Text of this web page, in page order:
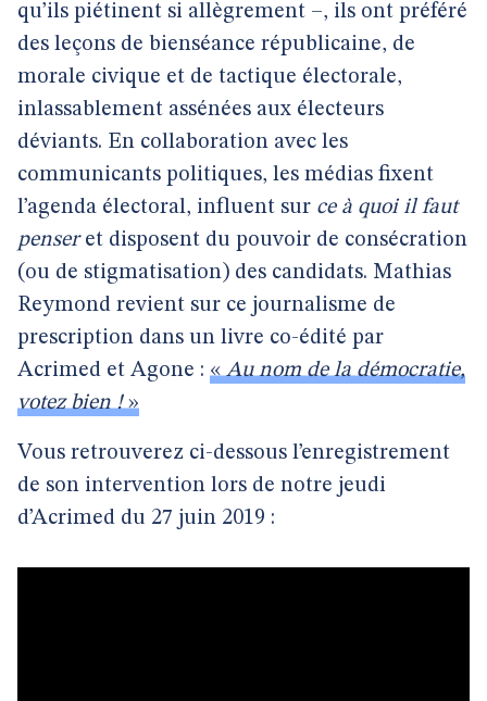
qu’ils piétinent si allègrement –, ils ont préféré
des leçons de bienséance républicaine, de
morale civique et de tactique électorale,
inlassablement assénées aux électeurs
déviants. En collaboration avec les
communicants politiques, les médias fixent
l’agenda électoral, influent sur ce à quoi il faut
penseret disposent du pouvoir de consécration
(ou de stigmatisation) des candidats. Mathias
Reymond revient sur ce journalisme de
prescription dans un livre co-édité par
Acrimed et Agone : «Au nom de la démocratie,
votez bien !»
Vous retrouverez ci-dessous l’enregistrement
de son intervention lors de notre jeudi
d’Acrimed du 27 juin 2019 :